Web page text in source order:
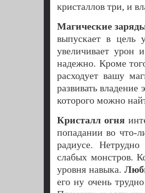
кристаллов три, и
Магические
выпускает в цель
увеличивает урон
надежно. Кроме
расходует вашу
развивать
которого можно
Кристалл огня
попадании во что-
радиусе.
слабых монстров.
уровня навыка.
его ну очень